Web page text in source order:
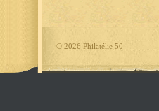
© 2026 Philatélie 50